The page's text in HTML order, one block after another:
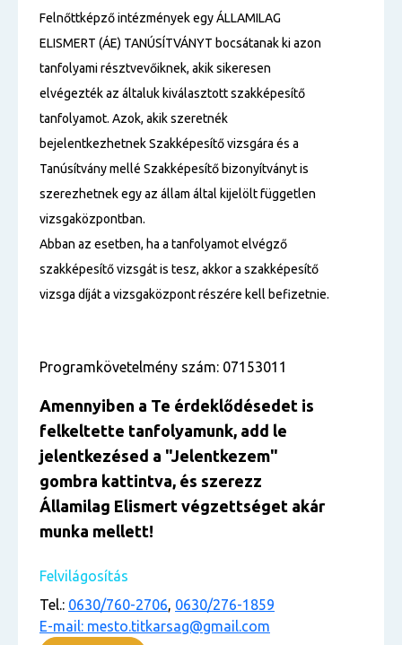
Felnőttképző intézmények egy ÁLLAMILAG
ELISMERT (ÁE) TANÚSÍTVÁNYT bocsátanak ki azon
tanfolyami résztvevőiknek, akik sikeresen
elvégezték az általuk kiválasztott szakképesítő
tanfolyamot. Azok, akik szeretnék
bejelentkezhetnek Szakképesítő vizsgára és a
Tanúsítvány mellé Szakképesítő bizonyítványt is
szerezhetnek egy az állam által kijelölt független
vizsgaközpontban.
Abban az esetben, ha a tanfolyamot elvégző
szakképesítő vizsgát is tesz, akkor a szakképesítő
vizsga díját a vizsgaközpont részére kell befizetnie.
Programkövetelmény szám: 07153011
Amennyiben a Te érdeklődésedet is
felkeltette tanfolyamunk, add le
jelentkezésed a "Jelentkezem"
gombra kattintva, és szerezz
Államilag Elismert végzettséget akár
munka mellett!
Felvilágosítás
Tel.: 0630/760-2706, 0630/276-1859
E-mail: mesto.titkarsag@gmail.com